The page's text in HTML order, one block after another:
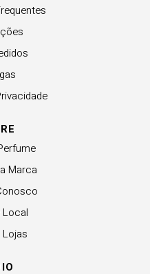
Marca
Local